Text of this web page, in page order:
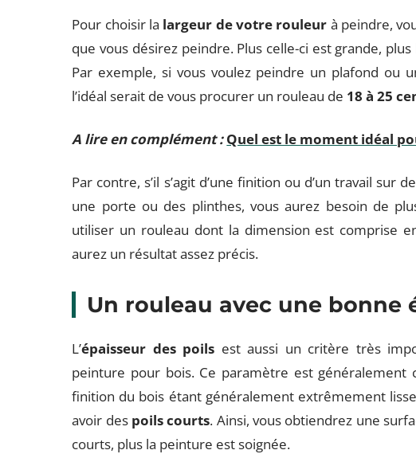
Pour choisir la largeur de votre rouleur à peindre,
que vous désirez peindre. Plus celle-ci est grande,
Par exemple, si vous voulez peindre un plafond ou
l’idéal serait de vous procurer un rouleau de 18 à 25
A lire en complément : Quel est le moment idéal
Par contre, s’il s’agit d’une finition ou d’un travail sur de
une porte ou des plinthes, vous aurez besoin de
utiliser un rouleau dont la dimension est comprise
aurez un résultat assez précis.
Un rouleau avec une bonne
L’épaisseur des poils est aussi un critère très
peinture pour bois. Ce paramètre est
finition du bois étant généralement extrêmement
avoir des poils courts. Ainsi, vous obtiendrez une
courts, plus la peinture est soignée.